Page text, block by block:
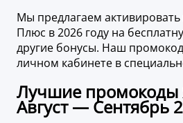
Мы предлагаем
Плюс в 2026 году на
другие бонусы. Наш
личном кабинете в
Лучшие промокоды
Август — Сентябрь